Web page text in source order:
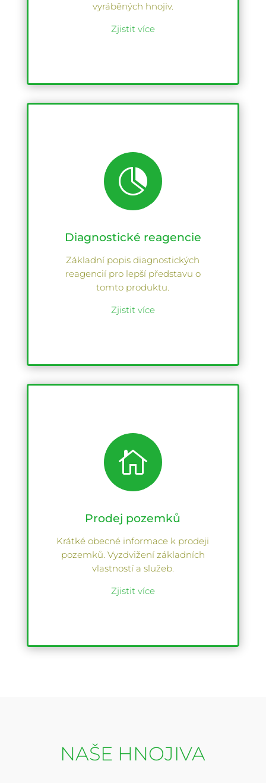
vyráběných hnojiv.
Zjistit více

Diagnostické reagencie
Základní popis diagnostických
reagencií pro lepší představu o
tomto produktu.
Zjistit více

Prodej pozemků
Krátké obecné informace k prodeji
pozemků. Vyzdvižení základních
vlastností a služeb.
Zjistit více
NAŠE HNOJIVA